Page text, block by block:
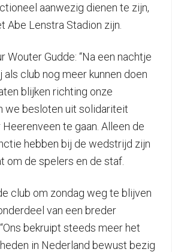
aanwezig dienen te zijn,
Abe Lenstra Stadion zijn.
Wouter Gudde: “Na een nachtje
club nog meer kunnen doen
blijken richting onze
we besloten uit solidariteit
te gaan. Alleen de
hebben bij de wedstrijd zijn
om de spelers en de staf.
club om zondag weg te blijven
van een breder
bekruipt steeds meer het
in Nederland bewust bezig